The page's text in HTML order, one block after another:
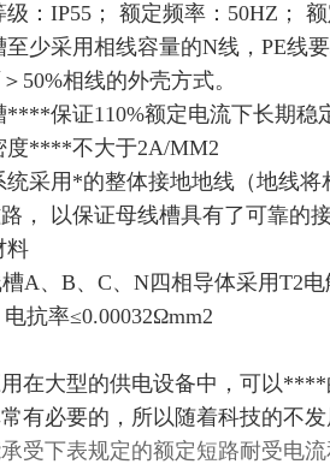
级：IP55； 额定频率：50HZ；
至少采用相线容量的N线，PE线
50%相线的外壳方式。
****保证110%额定电流下长期稳
度****不大于2A/MM2
统采用*的整体接地地线（地线
， 以保证母线槽具有了可靠的
料
槽A、B、C、N四相导体采用T2
抗率≤0.00032Ωmm2
在大型的供电设备中，可以
有必要的，所以随着科技的不
受下表规定的额定短路耐受电